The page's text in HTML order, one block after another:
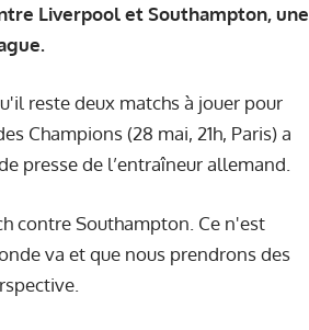
Liverpool et Southampton, une
reste deux matchs à jouer pour
Champions (28 mai, 21h, Paris) a
presse de l’entraîneur allemand.
contre Southampton. Ce n'est
va et que nous prendrons des